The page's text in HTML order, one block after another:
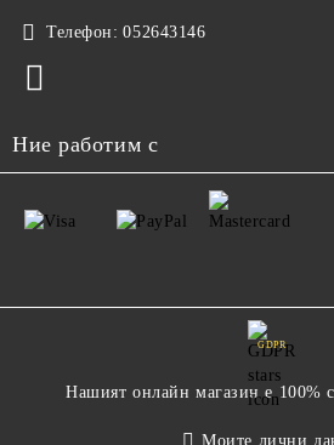
Телефон: 052643146
Ние работим с
GDPR
Нашият онлайн магазин е 100%
Моите лични